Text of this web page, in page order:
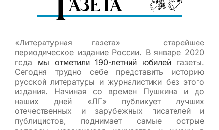
«Литературная газета» – старейшее
периодическое издание России. В январе 2020
года мы отметили 190-летний юбилей газеты.
Сегодня трудно себе представить историю
русской литературы и журналистики без этого
издания. Начиная со времен Пушкина и до
наших дней «ЛГ» публикует лучших
отечественных и зарубежных писателей и
публицистов, поднимает самые острые